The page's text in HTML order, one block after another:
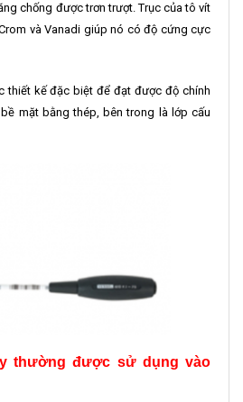
chống được trơn trượt. Trục của tô vít
và Vanadi giúp nó có độ cứng cực
thiết kế đặc biệt để đạt được độ chính
mặt bằng thép, bên trong là lớp cấu
thường được sử dụng vào